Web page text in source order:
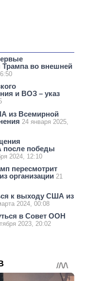
во внешней
и ВОЗ – указ
из Всемирной
24 января 2025,
после победы
2024, 12:10
пересмотрит
организации 21
к выходу США из
2024, 00:08
в Совет ООН
2023, 20:02